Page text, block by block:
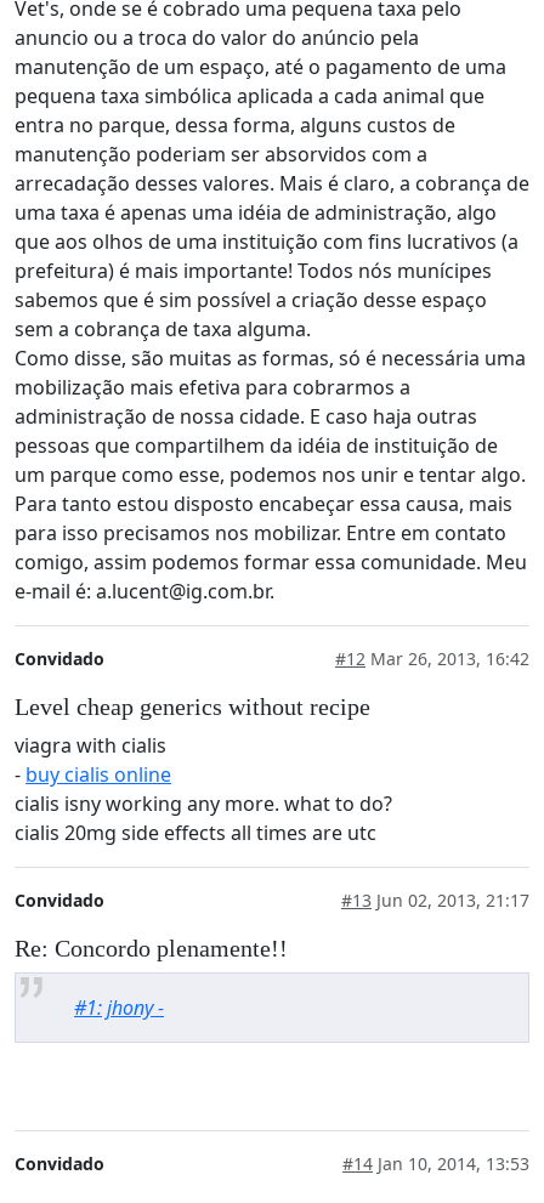
Vet's, onde se é cobrado uma pequena taxa pelo
anuncio ou a troca do valor do anúncio pela
manutenção de um espaço, até o pagamento de uma
pequena taxa simbólica aplicada a cada animal que
entra no parque, dessa forma, alguns custos de
manutenção poderiam ser absorvidos com a
arrecadação desses valores. Mais é claro, a cobrança de
uma taxa é apenas uma idéia de administração, algo
que aos olhos de uma instituição com fins lucrativos (a
prefeitura) é mais importante! Todos nós munícipes
sabemos que é sim possível a criação desse espaço
sem a cobrança de taxa alguma.
Como disse, são muitas as formas, só é necessária uma
mobilização mais efetiva para cobrarmos a
administração de nossa cidade. E caso haja outras
pessoas que compartilhem da idéia de instituição de
um parque como esse, podemos nos unir e tentar algo.
Para tanto estou disposto encabeçar essa causa, mais
para isso precisamos nos mobilizar. Entre em contato
comigo, assim podemos formar essa comunidade. Meu
e-mail é: a.lucent@ig.com.br.
Convidado #12 Mar 26, 2013, 16:42
Level cheap generics without recipe
viagra with cialis
- buy cialis online
cialis isny working any more. what to do?
cialis 20mg side effects all times are utc
Convidado #13 Jun 02, 2013, 21:17
Re: Concordo plenamente!!
#1: jhony -
Convidado #14 Jan 10, 2014, 13:53